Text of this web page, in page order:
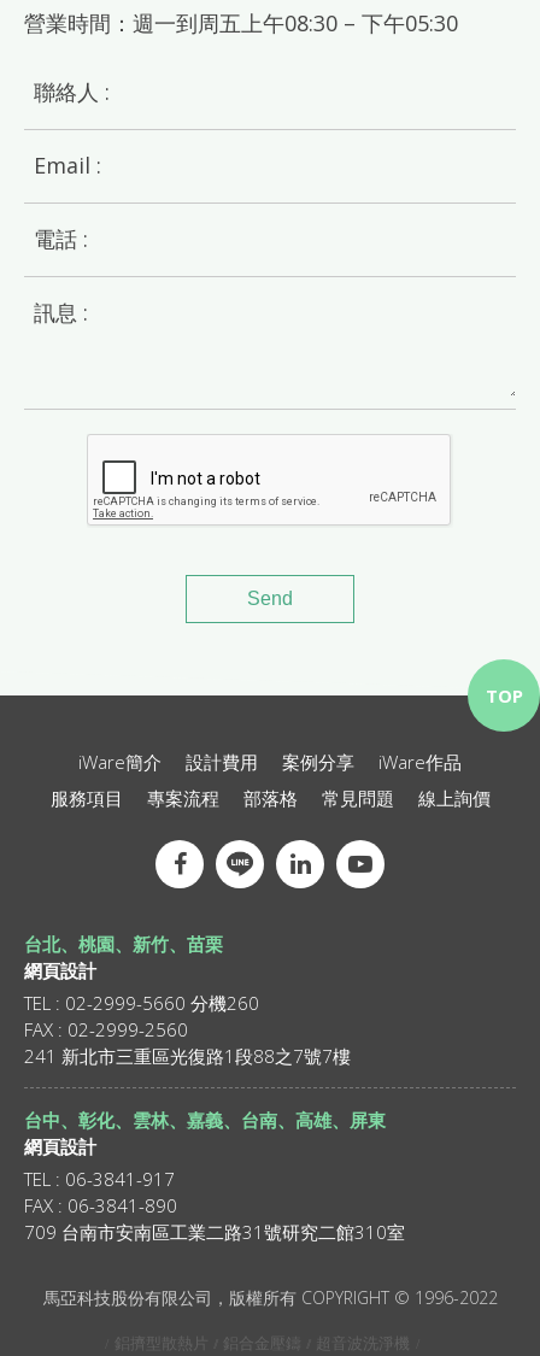
營業時間：週一到周五上午08:30 – 下午05:30
聯絡人 :
Email :
電話 :
訊息 :
Send
iWare簡介 設計費用 案例分享
iWare作品
服務項目
專案流程 部落格 常見問題 線上詢價
台北、桃園、新竹、苗栗
網頁設計
TEL : 02-2999-5660 分機260
FAX : 02-2999-2560
241 新北市三重區光復路1段88之7號7樓
台中、彰化、雲林、嘉義、台南、高雄、屏東
網頁設計
TEL : 06-3841-917
FAX : 06-3841-890
709 台南市安南區工業二路31號研究二館310室
馬亞科技股份有限公司，版權所有 COPYRIGHT © 1996-2022
鋁擠型散熱片 鋁合金壓鑄 超音波洗淨機
TOP